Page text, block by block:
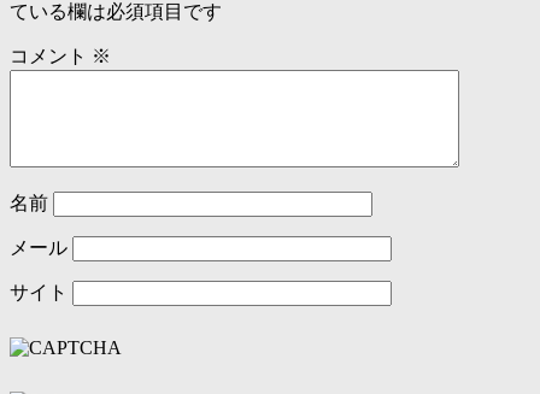
ている欄は必須項目です
コメント ※
名前
メール
サイト